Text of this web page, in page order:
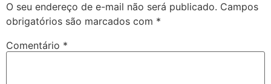
O seu endereço de e-mail não será publicado. Campos
obrigatórios são marcados com *
Comentário *